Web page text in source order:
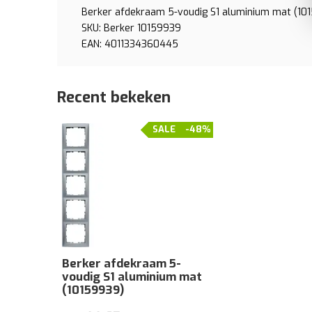
Berker afdekraam 5-voudig S1 aluminium mat
SKU: Berker 10159939
EAN: 4011334360445
Recent bekeken
-48%
SALE
Berker afdekraam 5-
voudig S1 aluminium mat
(10159939)